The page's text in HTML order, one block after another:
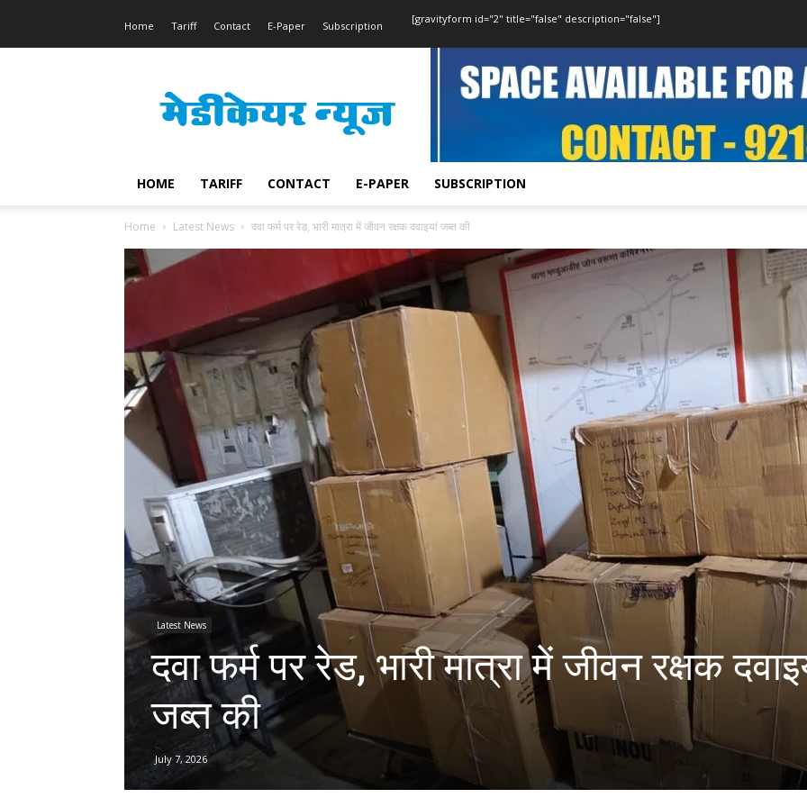
Home Tariff Contact E-Paper Subscription
[gravityform id="2" title="false" description="false"]
News
HOME TARIFF CONTACT E-PAPER SUBSCRIPTION
Home Latest News दवा फर्म पर रेड, भारी मात्रा में जीवन रक्षक दवाइयां जब्त की
Latest News
दवा फर्म पर रेड, भारी मात्रा में जीवन रक्षक
जब्त की
July 7, 2026